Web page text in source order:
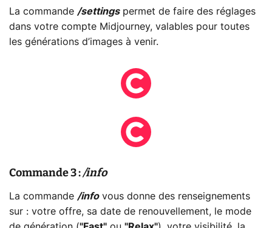
La commande /settingspermet de faire des réglages
dans votre compte Midjourney, valables pour toutes
les générations d’images à venir.
Commande 3 :/info
La commande /infovous donne des renseignements
sur : votre offre, sa date de renouvellement, le mode